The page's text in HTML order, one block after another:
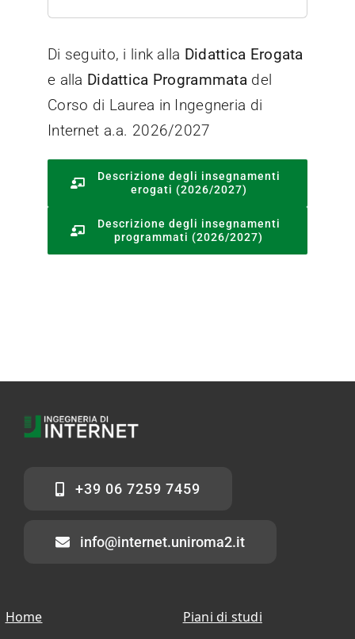
Di seguito, i link alla Didattica Erogata
e alla Didattica Programmatadel
Corso di Laurea in Ingegneria di
Internet a.a. 2026/2027
Descrizione degli insegnamenti
erogati (2026/2027)
Descrizione degli insegnamenti
programmati (2026/2027)
+39 06 7259 7459
info@internet.uniroma2.it
Home Piani di studi